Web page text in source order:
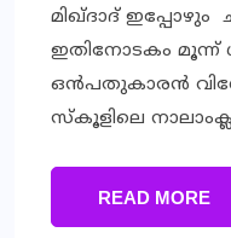
മിഖ്ദാദ്
ഇതിനോടകം
ഒന്‍പതുകാരന്‍
സ്‌കൂളിലെ
READ MORE